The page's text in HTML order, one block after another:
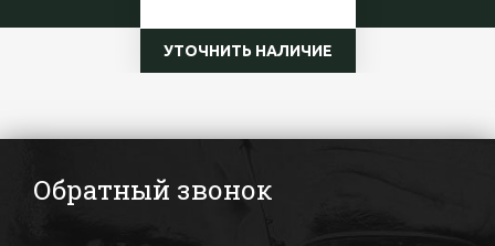
УТОЧНИТЬ НАЛИЧИЕ
Обратный звонок